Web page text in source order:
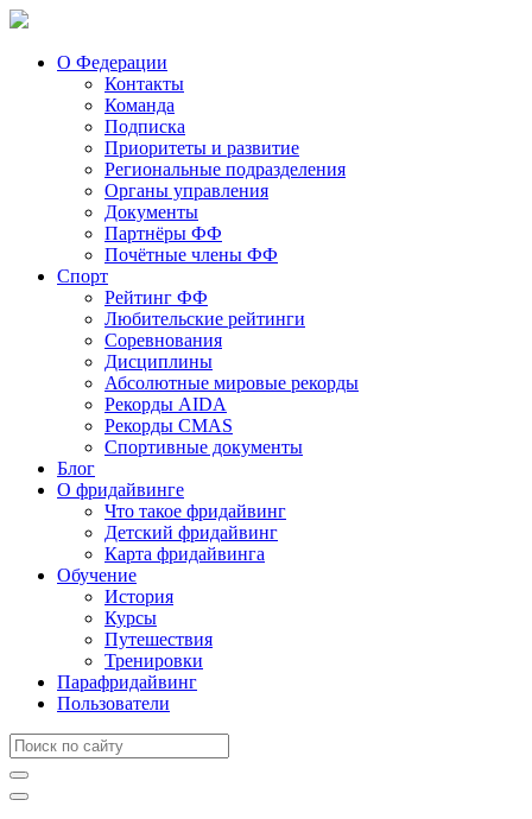
О Федерации
Контакты
Команда
Подписка
Приоритеты и развитие
Региональные подразделения
Органы управления
Документы
Партнёры ФФ
Почётные члены ФФ
Спорт
Рейтинг ФФ
Любительские рейтинги
Соревнования
Дисциплины
Абсолютные мировые рекорды
Рекорды AIDA
Рекорды CMAS
Спортивные документы
Блог
О фридайвинге
Что такое фридайвинг
Детский фридайвинг
Карта фридайвинга
Обучение
История
Курсы
Путешествия
Тренировки
Парафридайвинг
Пользователи